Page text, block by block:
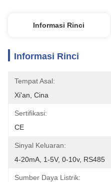
Informasi Rinci
Informasi Rinci
Tempat Asal:
Xi'an, Cina
Sertifikasi:
CE
Sinyal Keluaran:
4-20mA, 1-5V, 0-10v, RS485
Sumber Daya Listrik: